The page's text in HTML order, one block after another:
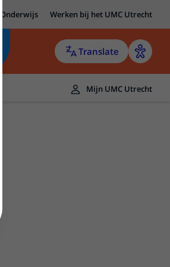
Onderwijs Werken bij het UMC Utrecht
Translate
Mijn UMC Utrecht